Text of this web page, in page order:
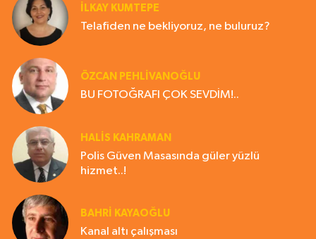
İLKAY KUMTEPE
Telafiden ne bekliyoruz, ne buluruz?
ÖZCAN PEHLİVANOĞLU
BU FOTOĞRAFI ÇOK SEVDİM!..
HALIS KAHRAMAN
Polis Güven Masasında güler yüzlü
hizmet..!
BAHRI KAYAOĞLU
Kanal altı çalışması